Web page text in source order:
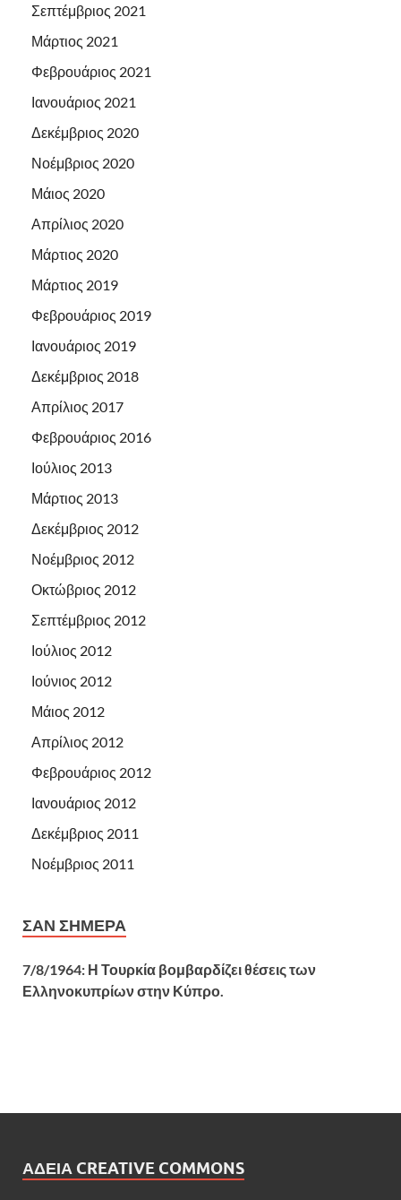
Σεπτέμβριος 2021
Μάρτιος 2021
Φεβρουάριος 2021
Ιανουάριος 2021
Δεκέμβριος 2020
Νοέμβριος 2020
Μάιος 2020
Απρίλιος 2020
Μάρτιος 2020
Μάρτιος 2019
Φεβρουάριος 2019
Ιανουάριος 2019
Δεκέμβριος 2018
Απρίλιος 2017
Φεβρουάριος 2016
Ιούλιος 2013
Μάρτιος 2013
Δεκέμβριος 2012
Νοέμβριος 2012
Οκτώβριος 2012
Σεπτέμβριος 2012
Ιούλιος 2012
Ιούνιος 2012
Μάιος 2012
Απρίλιος 2012
Φεβρουάριος 2012
Ιανουάριος 2012
Δεκέμβριος 2011
Νοέμβριος 2011
ΣΑΝ ΣΉΜΕΡΑ
7/8/1964: Η Τουρκία βομβαρδίζει θέσεις των
Ελληνοκυπρίων στην Κύπρο.
ΆΔΕΙΑ CREATIVE COMMONS